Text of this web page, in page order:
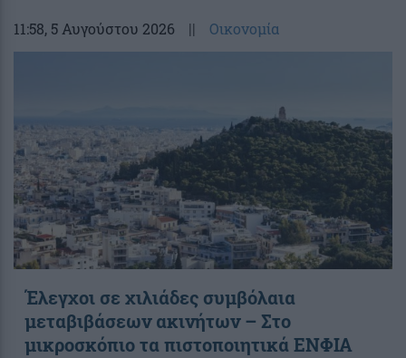
11:58, 5 Αυγούστου 2026 || Οικονομία
Έλεγχοι σε χιλιάδες συμβόλαια
μεταβιβάσεων ακινήτων – Στο
μικροσκόπιο τα πιστοποιητικά ΕΝΦΙΑ